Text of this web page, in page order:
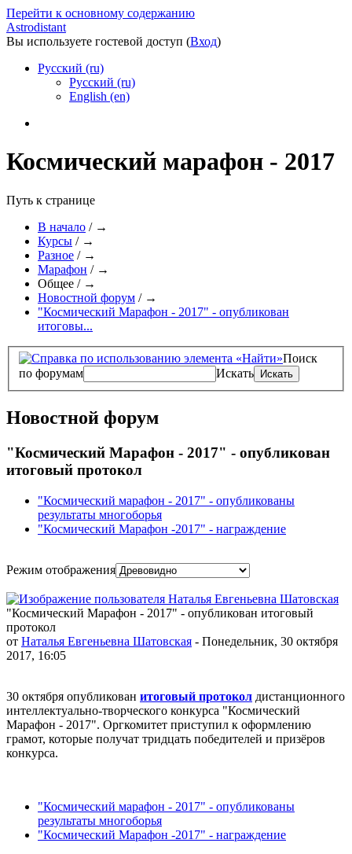
Перейти к основному содержанию
Astrodistant
Вы используете гостевой доступ (Вход)
Русский (ru)
Русский (ru)
English (en)
Космический марафон - 2017
Путь к странице
В начало / →
Курсы / →
Разное / →
Марафон / →
Общее / →
Новостной форум / →
"Космический Марафон - 2017" - опубликован
итоговы...
Поиск
по форумам
Искать
Новостной форум
"Космический Марафон - 2017" - опубликован
итоговый протокол
"Космический марафон - 2017" - опубликованы
результаты многоборья
"Космический Марафон -2017" - награждение
Режим отображения
"Космический Марафон - 2017" - опубликован итоговый
протокол
от Наталья Евгеньевна Шатовская - Понедельник, 30 октября
2017, 16:05
30 октября опубликован итоговый протокол дистанционного
интеллектуально-творческого конкурса "Космический
Марафон - 2017". Оргкомитет приступил к оформлению
грамот, которые получат тридцать победителей и призёров
конкурса.
"Космический марафон - 2017" - опубликованы
результаты многоборья
"Космический Марафон -2017" - награждение